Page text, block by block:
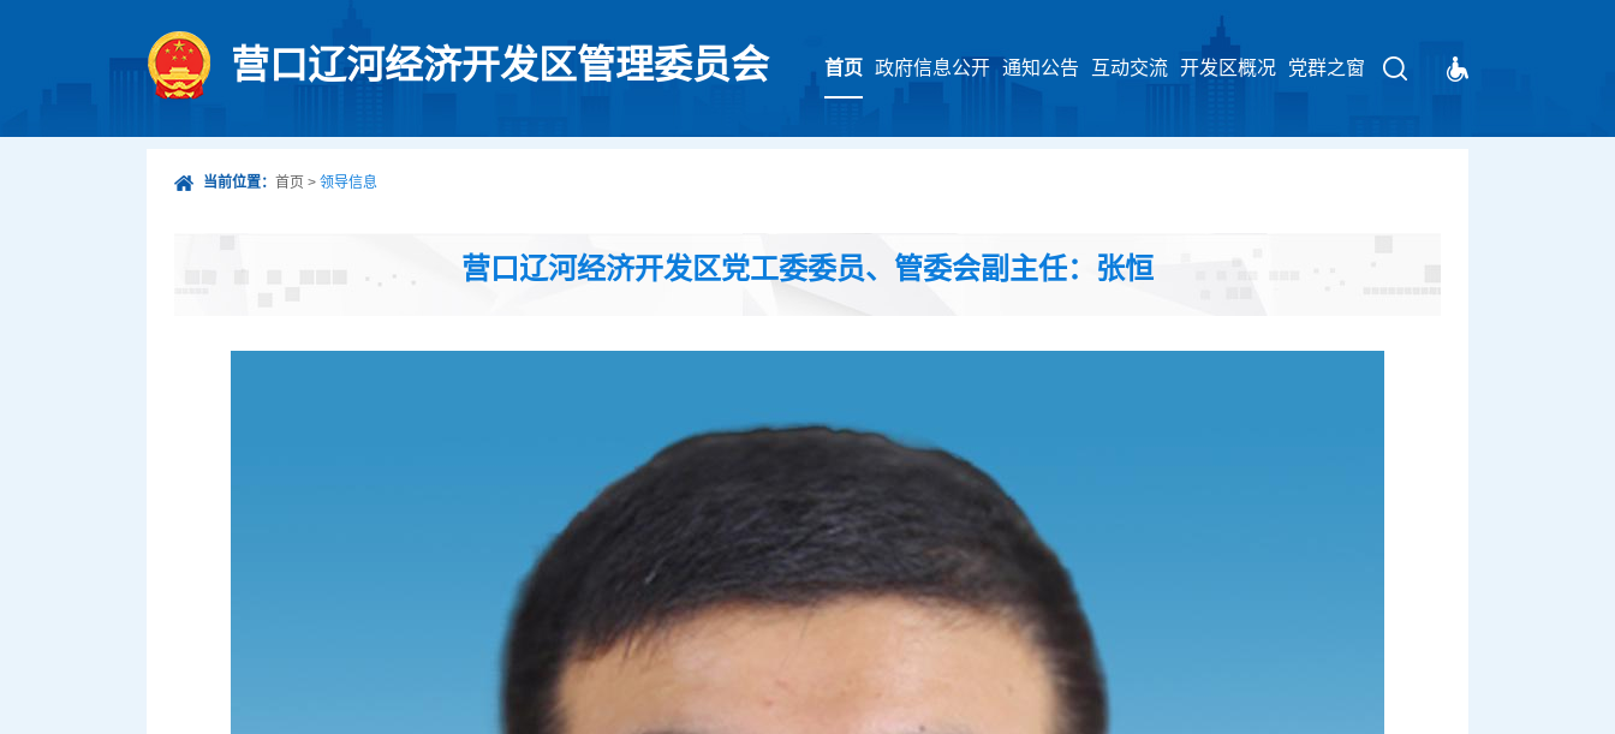
营口辽河经济开发区管理委员会 首页 政府信息公开 通知公告 互动交流 开发区概况 党群之窗
请输入关键字
当前位置： 首页 > 领导信息
营口辽河经济开发区党工委委员、管委会副主任：张恒